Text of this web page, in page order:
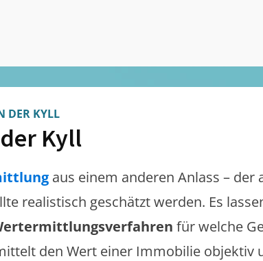
DER KYLL
Kyll
aus einem anderen Anlass – der
realistisch geschätzt werden. Es
für welche
den Wert einer Immobilie objektiv